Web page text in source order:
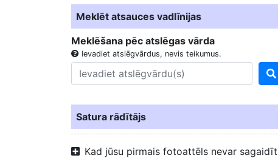
Meklēt atsauces vadlīnijas
Meklēšana pēc atslēgas vārda
Ievadiet atslēgvārdus, nevis teikumus.
Satura rādītājs
Kad jūsu pirmais fotoattēls nevar sagaidīt